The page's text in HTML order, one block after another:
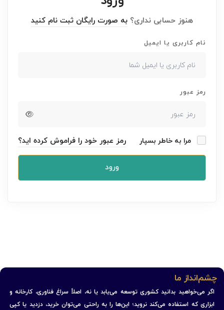
هنوز حسابی نداری؟ به صورت رایگان ثبت نام کنید
نام کاربری یا ایمیل
رمز عبور
مرا به خاطر بسپار رمز عبور خود را فراموش کرده اید؟
ورود
چشم‌انداز ما
اگر می‌خواهید بدانید کشوری توسعه می‌یابد یا نه، اصلاً سراغ فناوری، کارخانه و
ابزاری که استفاده می‌کند نروید؛ این‌ها را به راحتی می‌توان خرید، دزدید یا کپی